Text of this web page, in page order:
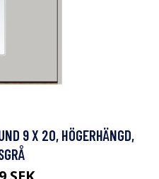
9 X 20, HÖGERHÄNGD,